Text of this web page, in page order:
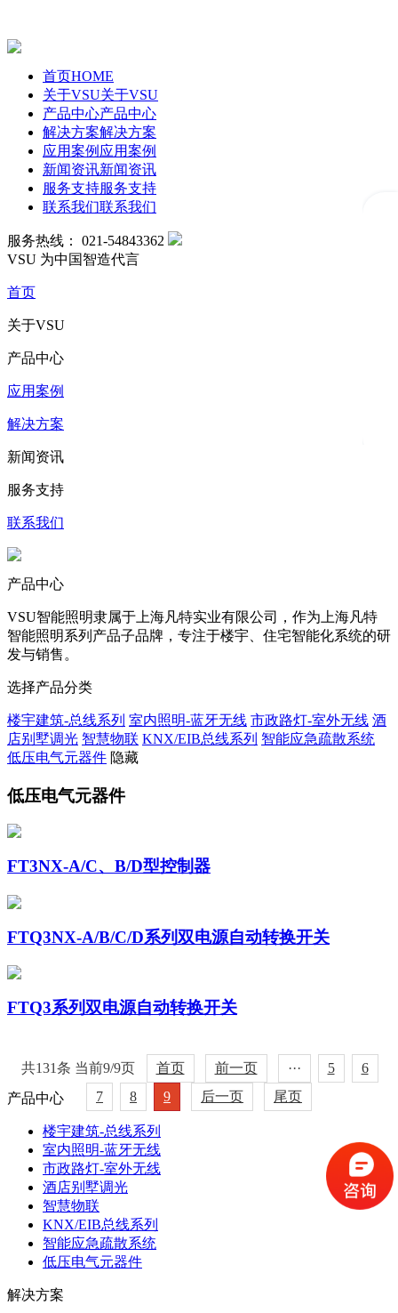
首页HOME
关于VSU关于VSU
产品中心产品中心
解决方案解决方案
应用案例 应用案例
新闻资讯新闻资讯
服务支持服务支持
联系我们联系我们
服务热线：
021-54843362
VSU 为中国智造代言
首页
关于VSU
产品中心
应用案例
解决方案
新闻资讯
服务支持
联系我们
产品中心
VSU智能照明隶属于上海凡特实业有限公司，作为上海凡特
智能照明系列产品子品牌，专注于楼宇、住宅智能化系统的研
发与销售。
选择产品分类
楼宇建筑-总线系列 室内照明-蓝牙无线 市政路灯-室外无线 酒
店别墅调光 智慧物联 KNX/EIB总线系列 智能应急疏散系统
低压电气元器件 隐藏
低压电气元器件
FT3NX-A/C、B/D型控制器
FTQ3NX-A/B/C/D系列双电源自动转换开关
FTQ3系列双电源自动转换开关
共131条 当前9/9页 首页 前一页 ··· 5
6
7
8 9 后一页 尾页
产品中心
楼宇建筑-总线系列
室内照明-蓝牙无线
市政路灯-室外无线
酒店别墅调光
智慧物联
KNX/EIB总线系列
智能应急疏散系统
低压电气元器件
解决方案